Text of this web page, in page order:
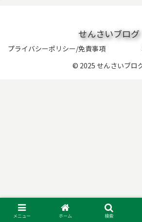
せんさいブログ
プライバシーポリシー/免責事項
© 2025 せんさいブロ
メニュー ホーム 検索